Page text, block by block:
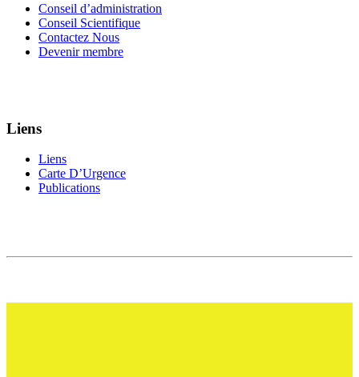
Conseil d’administration
Conseil Scientifique
Contactez Nous
Devenir membre
Liens
Liens
Carte D’Urgence
Publications